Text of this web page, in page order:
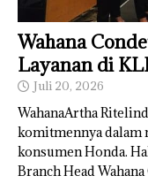
Wahana
Layanan di
Juli 20, 2026
WahanaArtha
komitmennya dalam
konsumen Honda.
Branch Head